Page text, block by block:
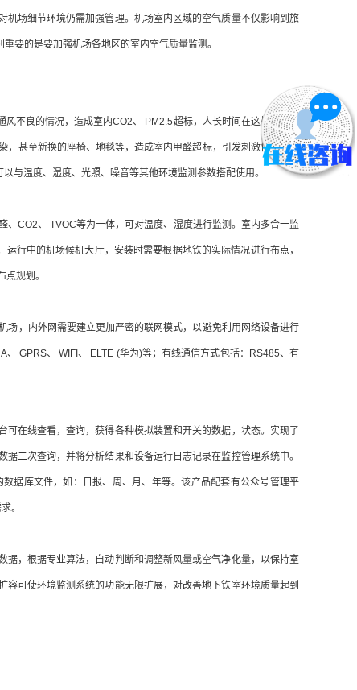
场细节环境仍需加强管理。机场室内区域的空气质量不仅影响到旅
要的是要加强机场各地区的室内空气质量监测。
不良的情况，造成室内CO2、 PM2.5超标，人长时间在这样密不透
，甚至新换的座椅、地毯等，造成室内甲醛超标，引发刺激性气味等
与温度、湿度、光照、噪音等其他环境监测参数搭配使用。
CO2、 TVOC等为一体，可对温度、湿度进行监测。室内多合一监
行中的机场候机大厅，安装时需要根据地铁的实际情况进行布点，
规划。
，内外网需要建立更加严密的联网模式，以避免利用网络设备进行
GPRS、 WIFI、 ELTE (华为)等；有线通信方式包括：RS485、有
在线查看，查询，获得各种模拟装置和开关的数据，状态。实现了
二次查询，并将分析结果和设备运行日志记录在监控管理系统中。
据库文件，如：日报、周、月、年等。该产品配套有公众号管理平
。
，根据专业算法，自动判断和调整新风量或空气净化量，以保持室
可使环境监测系统的功能无限扩展，对改善地下铁室环境质量起到